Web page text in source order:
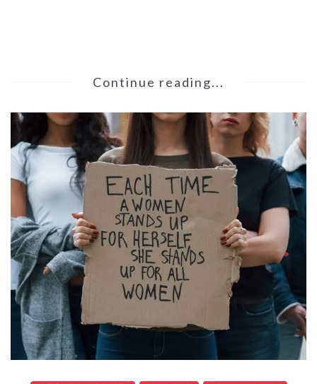
Continue reading...